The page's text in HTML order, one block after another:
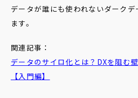
データが誰にも使われないダークデ
ます。
関連記事：
データのサイロ化とは？DXを阻む
【入門編】